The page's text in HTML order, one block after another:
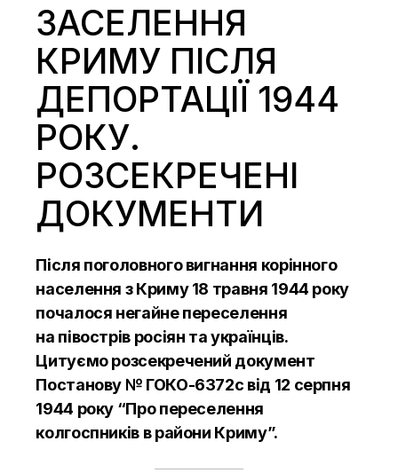
ЗАСЕЛЕННЯ
КРИМУ ПІСЛЯ
ДЕПОРТАЦІЇ 1944
РОКУ.
РОЗСЕКРЕЧЕНІ
ДОКУМЕНТИ
Після поголовного вигнання корінного
населення з Криму 18 травня 1944 року
почалося негайне переселення
на півострів росіян таукраїнців.
Цитуємо розсекречений документ
Постанову № ГОКО-6372с від 12 серпня
1944 року “Про переселення
колгоспників в райони Криму”.